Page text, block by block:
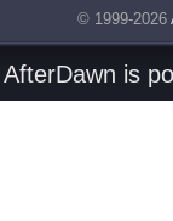
© 1999-2026
AfterDawn is